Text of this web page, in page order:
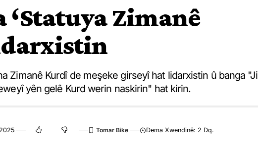
‘Statuya Zimanê
Zimanê Kurdî de meşeke girseyî hat lidarxistin û banga "Ji
yên gelê Kurd werin naskirin" hat kirin.
Dema Xwendinê: 2 Dq.